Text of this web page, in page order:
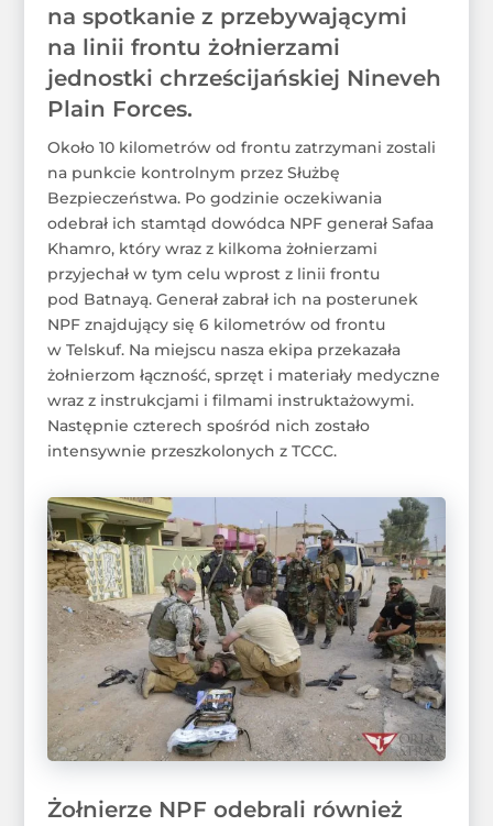
na spotkanie z przebywającymi
na linii frontu żołnierzami
jednostki chrześcijańskiej Nineveh
Plain Forces.
Około 10 kilometrów od frontu zatrzymani zostali
na punkcie kontrolnym przez Służbę
Bezpieczeństwa. Po godzinie oczekiwania
odebrał ich stamtąd dowódca NPF generał Safaa
Khamro, który wraz z kilkoma żołnierzami
przyjechał w tym celu wprost z linii frontu
pod Batnayą. Generał zabrał ich na posterunek
NPF znajdujący się 6 kilometrów od frontu
w Telskuf. Na miejscu nasza ekipa przekazała
żołnierzom łączność, sprzęt i materiały medyczne
wraz z instrukcjami i filmami instruktażowymi.
Następnie czterech spośród nich zostało
intensywnie przeszkolonych z TCCC.
Żołnierze NPF odebrali również